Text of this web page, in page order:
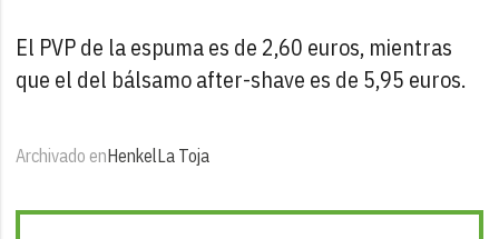
El PVP de la espuma es de 2,60 euros, mientras
que el del bálsamo after-shave es de 5,95 euros.
Archivado enHenkelLa Toja